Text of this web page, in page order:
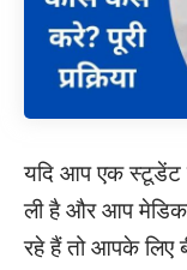
यदि आप एक स्टूडेंट हैं
ली है और आप
रहे हैं तो आपके लिए